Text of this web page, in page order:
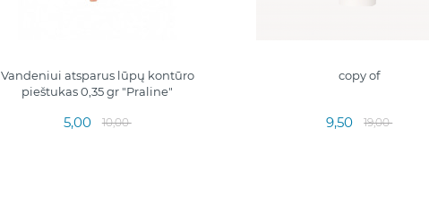
Vandeniui atsparus lūpų kontūro
pieštukas 0,35 gr "Praline"
5,00 10,00
copy of
9,50 19,00